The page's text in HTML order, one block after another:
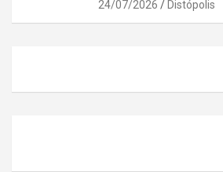
24/07/2026 Distópolis